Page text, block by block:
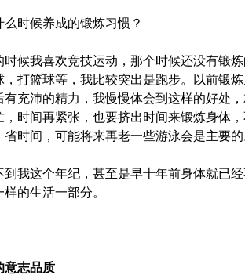
时候养成的锻炼习惯？
我喜欢竞技运动，那个时候还没有锻炼
，打篮球等，我比较突出是跑步。以前锻
有充沛的精力，我慢慢体会到这样的好处
，时间再紧张，也要挤出时间来锻炼身体
省时间，可能将来再老一些游泳会是主要
这个年纪，甚至是早十年前身体就已经
的生活一部分。
志品质